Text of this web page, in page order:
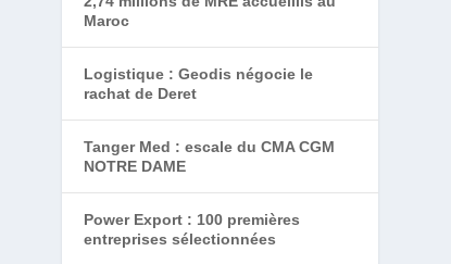
Maroc
Logistique : Geodis négocie le
rachat de Deret
Tanger Med : escale du CMA CGM
NOTRE DAME
Power Export : 100 premières
entreprises sélectionnées